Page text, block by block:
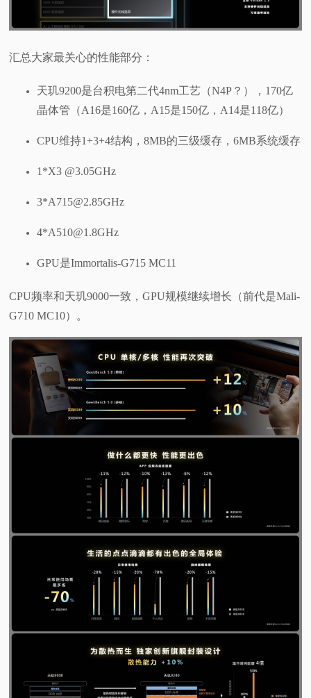
汇总大家最关心的性能部分：
天玑9200是台积电第二代4nm工艺（N4P？），170亿
晶体管（A16是160亿，A15是150亿，A14是118亿）
CPU维持1+3+4结构，8MB的三级缓存，6MB系统缓存
1*X3 @3.05GHz
3*A715@2.85GHz
4*A510@1.8GHz
GPU是Immortalis-G715 MC11
CPU频率和天玑9000一致，GPU规模继续增长（前代是Mali-
G710 MC10）。